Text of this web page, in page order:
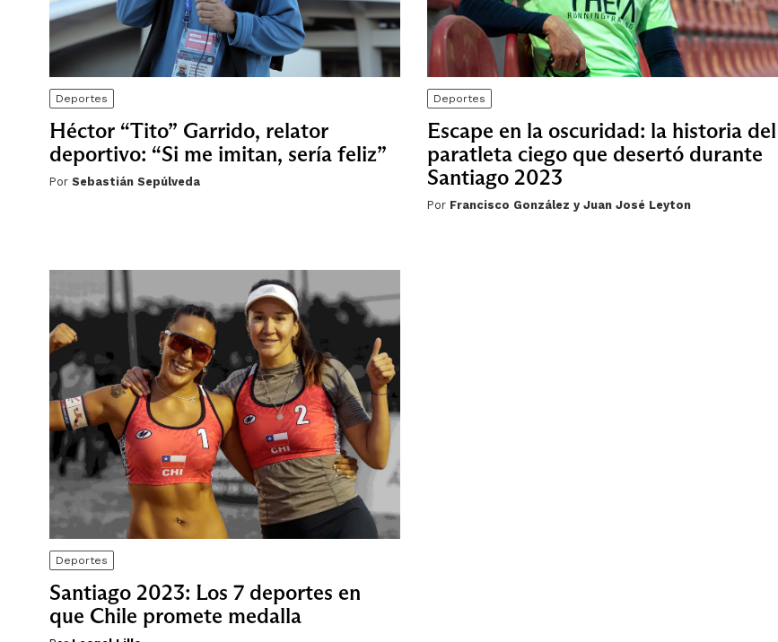
Deportes
Héctor “Tito” Garrido, relator
deportivo: “Si me imitan, sería feliz”
PorSebastián Sepúlveda
Deportes
Escape en la oscuridad: la historia del
paratleta ciego que desertó durante
Santiago 2023
Por Francisco González y Juan José Leyton
Deportes
Santiago 2023: Los 7 deportes en
que Chile promete medalla